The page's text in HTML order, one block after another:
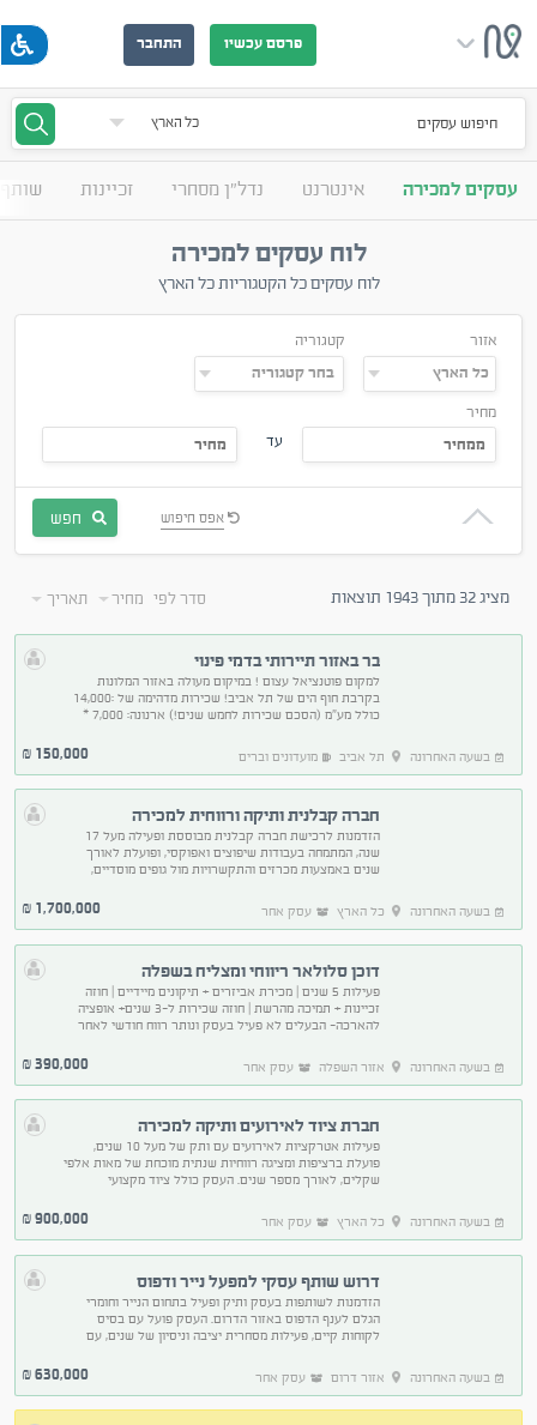
פרסם עכשיו התחבר
חיפוש עסקים
עסקים למכירה אינטרנט נדל"ן מסחרי זכיינות
לוח עסקים למכירה
לוח עסקים כל הקטגוריות כל הארץ
אזור קטגוריה
מחיר
עד
חפש אפס חיפוש
מציג 32 מתוך 1943 תוצאות סדר לפי מחיר תאריך
בר באזור תיירותי בדמי פינוי
למקום פוטנציאל עצום ! במיקום מעולה באזור המלונות
בקרבת חוף הים של תל אביב! שכירות מדהימה של :14,000
כולל מע"מ (הסכם שכירות לחמש שנים!) ארנונה: 7,000 *
בשעה האחרונה
תל אביב מועדונים וברים 150,000
₪
חברה קבלנית ותיקה ורווחית למכירה
הזדמנות לרכישת חברה קבלנית מבוססת ופעילה מעל 17
שנה, המתמחה בעבודות שיפוצים ואפוקסי, ופועלת לאורך
שנים באמצעות מכרזים והתקשרויות מול גופים מוסדיים,
בשעה האחרונה
כל הארץ עסק אחר 1,700,000
₪
דוכן סלולאר ריווחי ומצליח בשפלה
פעילות 5 שנים | מכירת אביזרים + תיקונים מיידיים | חוזה
זכיינות + תמיכה מהרשת | חוזה שכירות ל-3 שנים+ אופציה
להארכה- הבעלים לא פעיל בעסק ונותר רווח חודשי לאחר
בשעה האחרונה
אזור השפלה עסק אחר 390,000
₪
חברת ציוד לאירועים ותיקה למכירה
פעילות אטרקציות לאירועים עם ותק של מעל 10 שנים,
פועלת ברציפות ומציגה רווחיות שנתית מוכחת של מאות אלפי
שקלים, לאורך מספר שנים. העסק כולל ציוד מקצועי
בשעה האחרונה
כל הארץ עסק אחר 900,000
₪
דרוש שותף עסקי למפעל נייר ודפוס
הזדמנות לשותפות בעסק ותיק ופעיל בתחום הנייר וחומרי
הגלם לענף הדפוס באזור הדרום. העסק פועל עם בסיס
לקוחות קיים, פעילות מסחרית יציבה וניסיון של שנים, עם
בשעה האחרונה
אזור דרום עסק אחר 630,000
₪